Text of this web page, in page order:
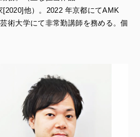
[2020]他）。2022 年京都にてAMK
術⼤学にて⾮常勤講師を務める。個
リノベーション、店舗やクリニック
ュワラン